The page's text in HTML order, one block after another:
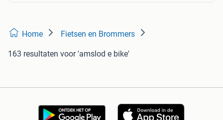
Home Fietsen en Brommers
163 resultaten voor 'amslod e bike'